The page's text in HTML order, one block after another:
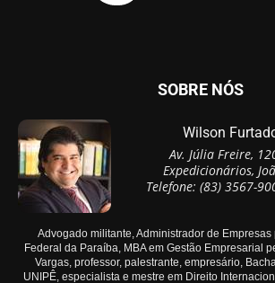
SOBRE NÓS
Wilson
Av. Júlia Freire,
Expedicionários,
Telefone: (83) 3567-
Advogado militante, Administrador de
Federal da Paraíba, MBA em Gestão Empresarial
Vargas, professor, palestrante, empresário,
UNIPÊ, especialista e mestre em Direito